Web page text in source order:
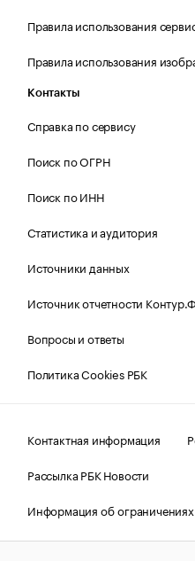
Правила использования
Правила использования
Контакты
Справка по сервису
Поиск по ОГРН
Поиск по ИНН
Статистика и аудитория
Источники данных
Источник отчетности
Вопросы и ответы
Политика Cookies РБК
Контактная информация
Рассылка РБК Новости
Информация об ограничениях
Правовая информация
О